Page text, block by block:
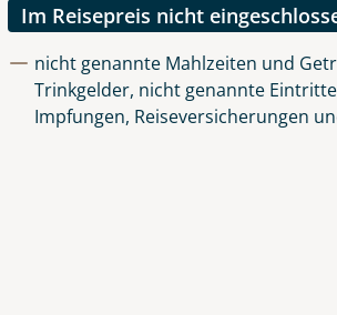
Im Reisepreis nicht
nicht genannte Mahlzeiten und
Trinkgelder, nicht genannte
Impfungen, Reiseversicherungen